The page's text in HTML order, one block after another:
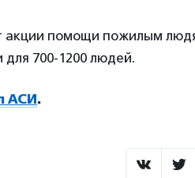
акции помощи пожилым
700-1200 людей.
АСИ.